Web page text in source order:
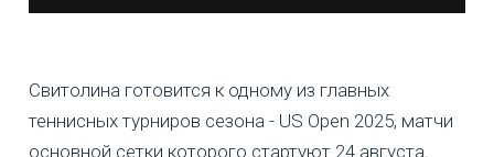
Свитолина готовится к одному из главных
теннисных турниров сезона - US Open 2025, матчи
основной сетки которого стартуют 24 августа.